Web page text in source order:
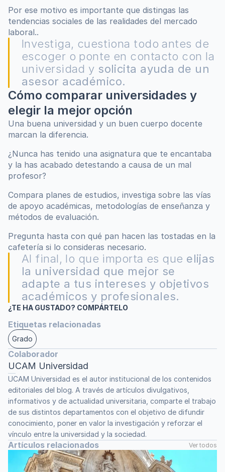
Por ese motivo es importante que distingas las
tendencias sociales de las realidades del mercado
laboral..
Investiga, cuestiona todo antes de
escoger o ponte en contacto con la
universidad y solicita ayuda de un
asesor académico.
Cómo comparar universidades y
elegir la mejor opción
Una buena universidad y un buen cuerpo docente
marcan la diferencia.
¿Nunca has tenido una asignatura que te encantaba
y la has acabado detestando a causa de un mal
profesor?
Compara planes de estudios, investiga sobre las vías
de apoyo académicas, metodologías de enseñanza y
métodos de evaluación.
Pregunta hasta con qué pan hacen las tostadas en la
cafetería si lo consideras necesario.
Al final, lo que importa es que elijas
la universidad que mejor se
adapte a tus intereses y objetivos
académicos y profesionales.
¿TE HA GUSTADO? COMPÁRTELO
Etiquetas relacionadas
Grado
Colaborador
UCAM Universidad
UCAM Universidad es el autor institucional de los contenidos
editoriales del blog. A través de artículos divulgativos,
informativos y de actualidad universitaria, comparte el trabajo
de sus distintos departamentos con el objetivo de difundir
conocimiento, poner en valor la investigación y reforzar el
vínculo entre la universidad y la sociedad.
Artículos relacionados Ver todos